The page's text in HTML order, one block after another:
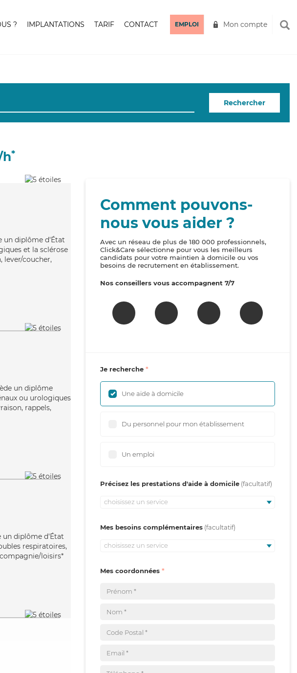
? IMPLANTATIONS TARIF CONTACT EMPLOI Mon compte
Rechercher
h*
un diplôme d'État
et la sclérose
lever/coucher,
un diplôme
ou urologiques
rappels,
un diplôme d'État
respiratoires,
loisirs*
Comment pouvons-
nous vous aider ?
Avec un réseau de plus de 180 000 professionnels,
Click&Care sélectionne pour vous les meilleurs
candidats pour votre maintien à domicile ou vos
besoins de recrutement en établissement.
Nos conseillers vous accompagnent 7/7
Je recherche
Une aide à domicile
Du personnel pour mon établissement
Un emploi
Précisez les prestations d'aide à domicile
choisissez un service
Mes besoins complémentaires
choisissez un service
Mes coordonnées